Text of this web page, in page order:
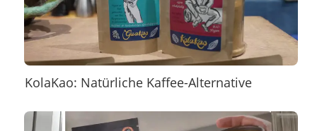
KolaKao: Natürliche Kaffee-Alternative